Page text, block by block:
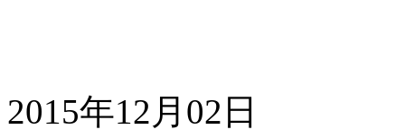
2015年12月02日